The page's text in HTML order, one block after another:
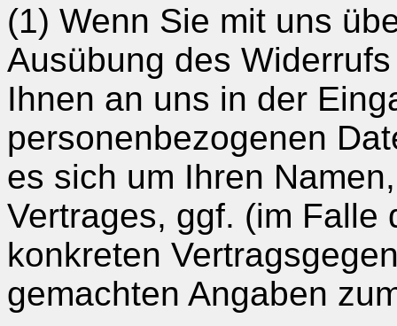
(1) Wenn Sie mit uns
Ausübung des
Ihnen an uns in der
personenbezogenen
es sich um Ihren
Vertrages, ggf. (im Falle
konkreten
gemachten Angaben